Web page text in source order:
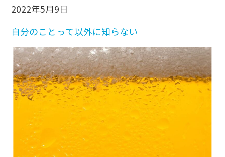
2022年5月9日
自分のことって以外に知らない